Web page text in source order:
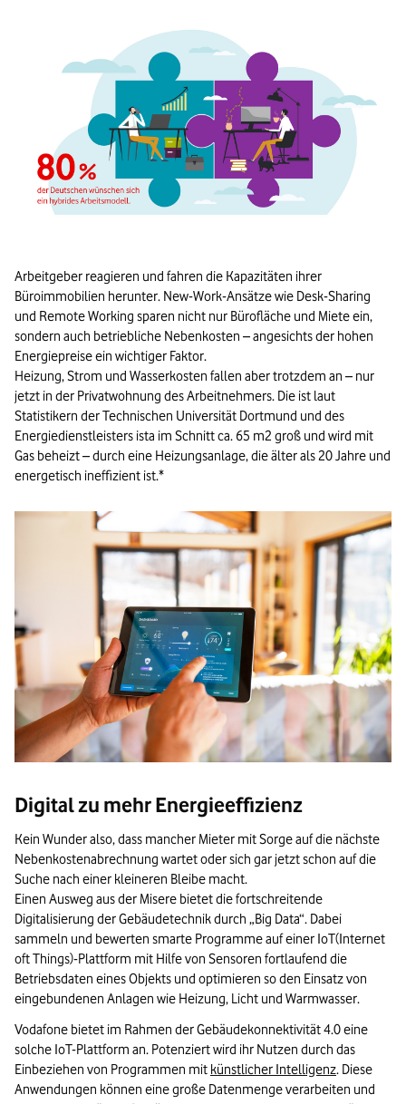
Arbeitgeber reagieren und fahren die Kapazitäten ihrer
Büroimmobilien herunter. New-Work-Ansätze wie Desk-Sharing
und Remote Working sparen nicht nur Bürofläche und Miete ein,
sondern auch betriebliche Nebenkosten – angesichts der hohen
Energiepreise ein wichtiger Faktor.
Heizung, Strom und Wasserkosten fallen aber trotzdem an – nur
jetzt in der Privatwohnung des Arbeitnehmers. Die ist laut
Statistikern der Technischen Universität Dortmund und des
Energiedienstleisters ista im Schnitt ca. 65 m2 groß und wird mit
Gas beheizt – durch eine Heizungsanlage, die älter als 20 Jahre und
energetisch ineffizient ist.*
Digital zu mehr Energieeffizienz
Kein Wunder also, dass mancher Mieter mit Sorge auf die nächste
Nebenkostenabrechnung wartet oder sich gar jetzt schon auf die
Suche nach einer kleineren Bleibe macht.
Einen Ausweg aus der Misere bietet die fortschreitende
Digitalisierung der Gebäudetechnik durch „Big Data“. Dabei
sammeln und bewerten smarte Programme auf einer IoT(Internet
oft Things)-Plattform mit Hilfe von Sensoren fortlaufend die
Betriebsdaten eines Objekts und optimieren so den Einsatz von
eingebundenen Anlagen wie Heizung, Licht und Warmwasser.
Vodafone bietet im Rahmen der Gebäudekonnektivität 4.0 eine
solche IoT-Plattform an. Potenziert wird ihr Nutzen durch das
Einbeziehen von Programmen mit künstlicher Intelligenz. Diese
Anwendungen können eine große Datenmenge verarbeiten und